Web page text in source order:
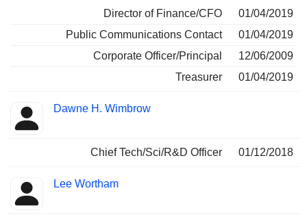
Director of Finance/CFO
01/04/2019
Public Communications Contact
01/04/2019
Corporate Officer/Principal
12/06/2009
Treasurer
01/04/2019
Dawne H. Wimbrow
Chief Tech/Sci/R&D Officer 01/12/2018
Lee Wortham